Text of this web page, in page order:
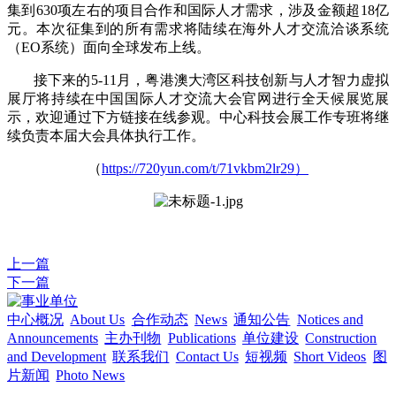
集到630项左右的项目合作和国际人才需求，涉及金额超18亿
元。本次征集到的所有需求将陆续在海外人才交流洽谈系统
（EO系统）面向全球发布上线。
接下来的5-11月，粤港澳大湾区科技创新与人才智力虚拟
展厅将持续在中国国际人才交流大会官网进行全天候展览展
示，欢迎通过下方链接在线参观。中心科技会展工作专班将继
续负责本届大会具体执行工作。
（https://720yun.com/t/71vkbm2lr29）
上一篇
下一篇
中心概况 About Us 合作动态 News 通知公告 Notices and
Announcements 主办刊物 Publications 单位建设 Construction
and Development 联系我们 Contact Us 短视频 Short Videos 图
片新闻 Photo News